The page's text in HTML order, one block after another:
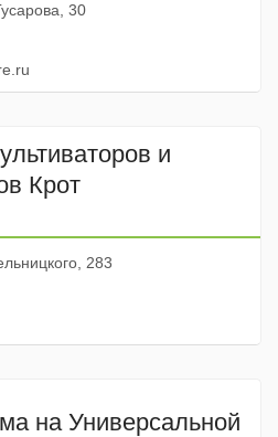
30
и
Крот
283
на Универсальной